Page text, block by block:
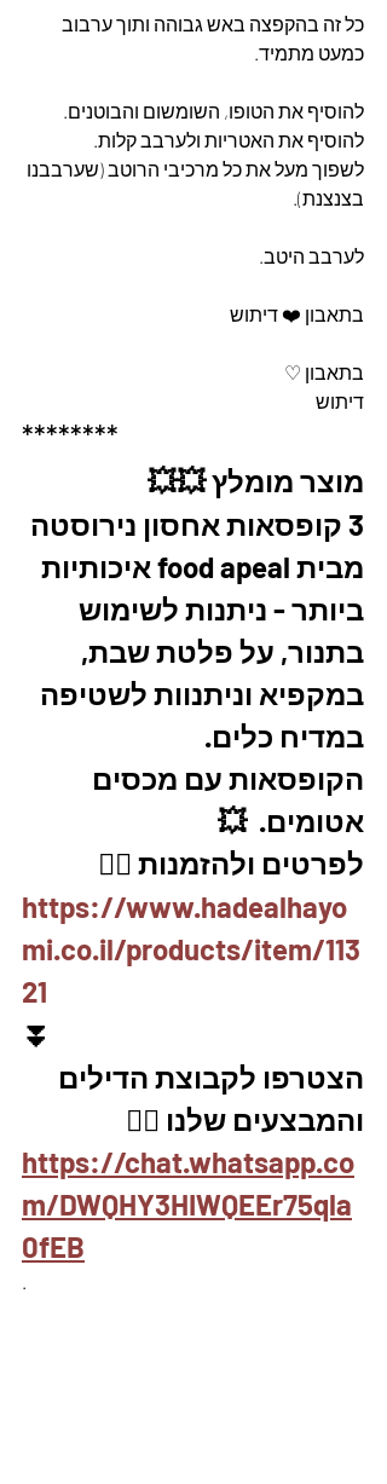
כל זה בהקפצה באש גבוהה ותוך ערבוב
כמעט מתמיד.
להוסיף את הטופו, השומשום והבוטנים.
להוסיף את האטריות ולערבב קלות.
לשפוך מעל את כל מרכיבי הרוטב (שערבבנו
בצנצנת).
לערבב היטב.
בתאבון ❤️ דיתוש
בתאבון ♡
דיתוש
********
מוצר מומלץ 💥💥
3 קופסאות אחסון נירוסטה
מבית food apeal איכותיות
ביותר - ניתנות לשימוש
בתנור, על פלטת שבת,
במקפיא וניתנוות לשטיפה
במדיח כלים.
הקופסאות עם מכסים
אטומים.  💥
לפרטים ולהזמנות 👇🏼
https://www.hadealhayo
mi.co.il/products/item/113
21
⏬
הצטרפו לקבוצת הדילים
והמבצעים שלנו 👇🏽
https://chat.whatsapp.co
m/DWQHY3HIWQEEr75qla
0fEB
.